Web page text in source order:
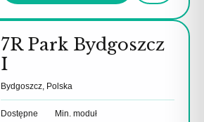
7R Park Bydgoszcz
I
Bydgoszcz, Polska
Dostępne Min. moduł